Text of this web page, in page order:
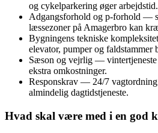
og cykelparkering øger arbejdstid.
Adgangsforhold og p‑forhold —
læssezoner på Amagerbro kan
Bygningens tekniske
elevator, pumper og faldstammer
Sæson og vejrlig — vintertjeneste
ekstra omkostninger.
Responskrav — 24/7
almindelig dagtidstjeneste.
Hvad skal være med i en god